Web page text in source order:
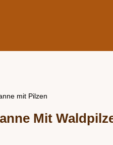
mit Pilzen
Mit